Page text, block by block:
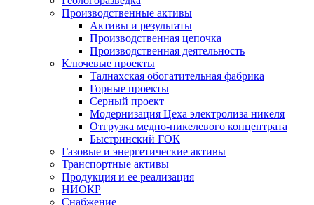
Производственные активы
Активы и результаты
Производственная цепочка
Производственная деятельность
Ключевые проекты
Талнахская обогатительная фабрика
Горные проекты
Серный проект
Модернизация Цеха электролиза никеля
Отгрузка медно-никелевого концентрата
Быстринский ГОК
Газовые и энергетические активы
Транспортные активы
Продукция и ее реализация
НИОКР
Снабжение